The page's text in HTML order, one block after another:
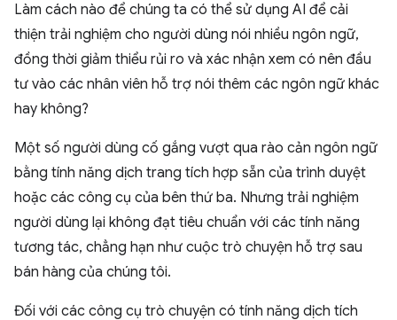
Làm cách nào để chúng ta có thể sử dụng AI để cải
thiện trải nghiệm cho người dùng nói nhiều ngôn ngữ,
đồng thời giảm thiểu rủi ro và xác nhận xem có nên đầu
tư vào các nhân viên hỗ trợ nói thêm các ngôn ngữ khác
hay không?
Một số người dùng cố gắng vượt qua rào cản ngôn ngữ
bằng tính năng dịch trang tích hợp sẵn của trình duyệt
hoặc các công cụ của bên thứ ba. Nhưng trải nghiệm
người dùng lại không đạt tiêu chuẩn với các tính năng
tương tác, chẳng hạn như cuộc trò chuyện hỗ trợ sau
bán hàng của chúng tôi.
Đối với các công cụ trò chuyện có tính năng dịch tích